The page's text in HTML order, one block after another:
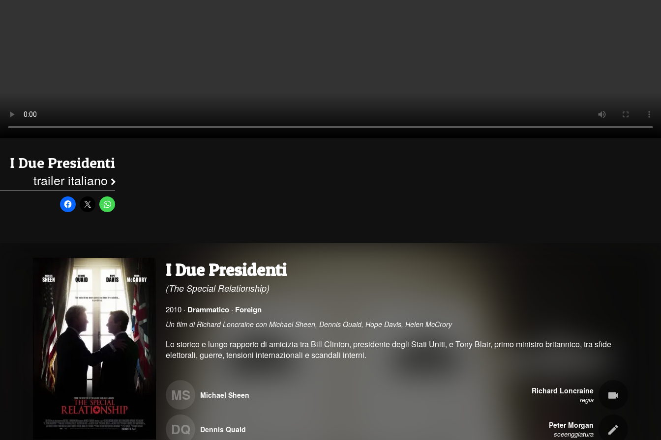
I Due Presidenti
trailer italiano
I Due Presidenti
(The Special Relationship)
2010 · Drammatico · Foreign
Un film di Richard Loncraine con Michael Sheen, Dennis Quaid, Hope Davis, Helen McCrory
Lo storico e lungo rapporto di amicizia tra Bill Clinton, presidente degli Stati Uniti, e Tony Blair, primo ministro britannico, tra sfide
elettorali, guerre, tensioni internazionali e scandali interni.
MS Michael Sheen
DQ Dennis Quaid
Richard Loncraine
regia
Peter Morgan
sceenggiatura